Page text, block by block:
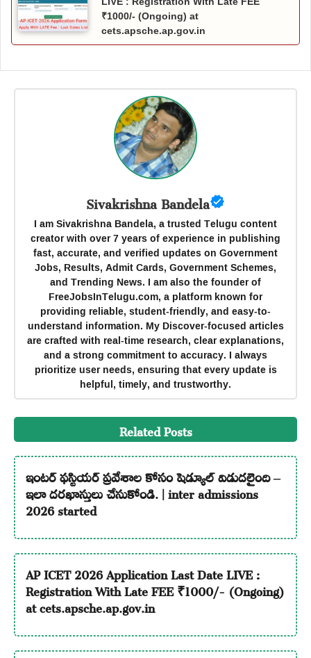
₹1000/- (Ongoing) at
cets.apsche.ap.gov.in
Sivakrishna Bandela
I am Sivakrishna Bandela, a trusted Telugu content
creator with over 7 years of experience in publishing
fast, accurate, and verified updates on Government
Jobs, Results, Admit Cards, Government Schemes,
and Trending News. I am also the founder of
FreeJobsInTelugu.com, a platform known for
providing reliable, student-friendly, and easy-to-
understand information. My Discover-focused articles
are crafted with real-time research, clear explanations,
and a strong commitment to accuracy. I always
prioritize user needs, ensuring that every update is
helpful, timely, and trustworthy.
Related Posts
ఇంటర్ ఫస్టియర్ ప్రవేశాల కోసం షెడ్యూల్ విడుదలైంది –
ఇలా దరఖాస్తులు చేసుకోండి. | inter admissions
2026 started
AP ICET 2026 Application Last Date LIVE :
Registration With Late FEE ₹1000/- (Ongoing)
at cets.apsche.ap.gov.in